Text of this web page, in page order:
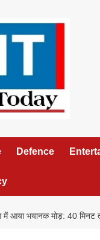
Defence
आया भयानक मोड़: 40 मिनट